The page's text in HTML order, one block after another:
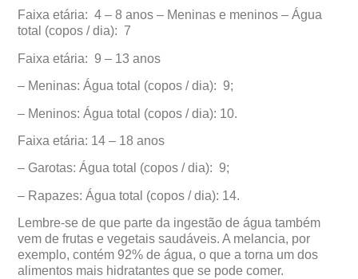
Faixa etária:4 – 8 anos– Meninas e meninos – Água
total (copos / dia): 7
Faixa etária:9 – 13 anos
– Meninas: Água total (copos / dia): 9;
– Meninos: Água total (copos / dia): 10.
Faixa etária: 14 – 18 anos
– Garotas: Água total (copos / dia): 9;
– Rapazes: Água total (copos / dia): 14.
Lembre-se de que parte da ingestão de água também
vem de frutas e vegetais saudáveis. A melancia, por
exemplo, contém 92% de água, o que a torna um dos
alimentos mais hidratantes que se pode comer.